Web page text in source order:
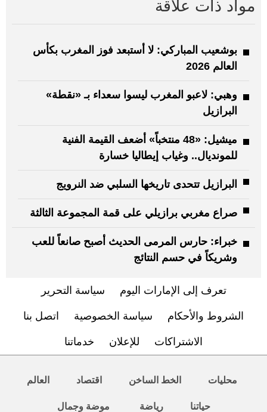
مواد ذات علاقة
بوشعيب المباركي: لا أستبعد فوز المغرب بكأس
العالم 2026
وهبي: لاعبو المغرب ليسوا سعداء بـ «نقطة»
البرازيل
ميشيل: «48 منتخباً» أضعف القيمة الفنية
للمونديال.. وغياب إيطاليا خسارة
البرازيل تتحدى تاريخها السلبي ضد النرويج
صراع مغربي برازيلي على قمة المجموعة الثالثة
خبراء: حارس المرمى الحديث أصبح صانعاً للعب
وشريكاً في حسم النتائج
تعرف إلى الإمارات اليوم سياسة التحرير
الشروط والأحكام سياسة الخصوصية اتصل بنا
الاشتراكات للإعلان خدماتنا
محليات الخط الساخن اقتصاد العالم
حياتنا رياضة موضة وجمال